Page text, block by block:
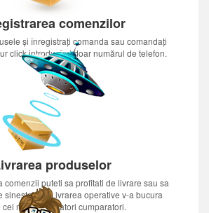
comenzilor
și înregistrați comanda sau comandați
click introducînd doar numărul de telefon.
produselor
comenzii puteti sa profitati de livrare sau sa
sinestatator.Livrarea operative v-a bucura
cei mai nerabdatori cumparatori.